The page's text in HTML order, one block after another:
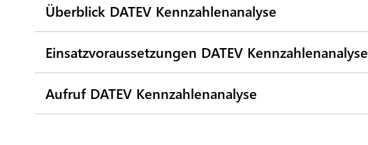
Überblick DATEV Kennzahlenanalyse
Einsatzvoraussetzungen DATEV Kennzahlenanalyse
Aufruf DATEV Kennzahlenanalyse